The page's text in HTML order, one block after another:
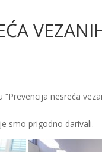
nesreća
smo prigodno darivali.